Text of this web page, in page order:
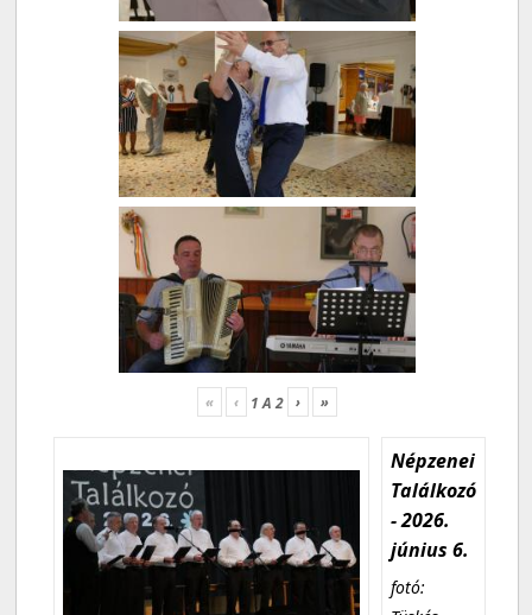
« ‹ 1A2 › »
Népzenei
Találkozó
- 2026.
június 6.
fotó: